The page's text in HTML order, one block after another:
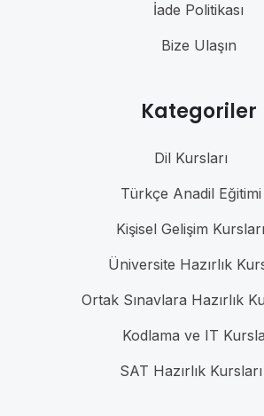
İade Politikası
Bize Ulaşın
Kategoriler
Dil Kursları
Türkçe Anadil Eğitimi
Kişisel Gelişim Kursları
Üniversite Hazırlık
Ortak Sınavlara Hazırlık
Kodlama ve IT
SAT Hazırlık Kursları